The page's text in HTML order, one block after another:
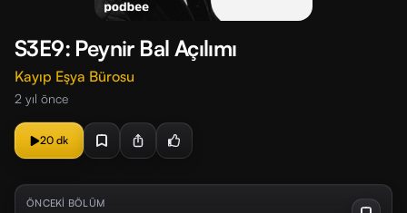
S3E9: Peynir Bal Açılımı
Kayıp Eşya Bürosu
2 yıl önce
20 dk
ÖNCEKİ BÖLÜM